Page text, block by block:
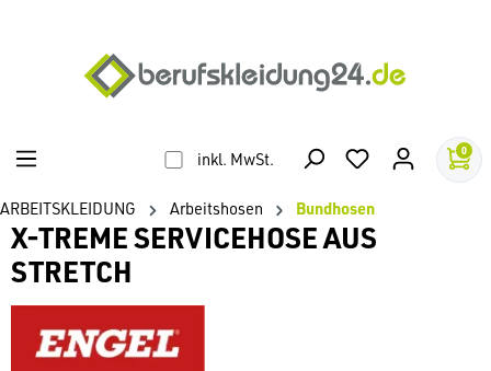
inkl. MwSt. 0
ARBEITSKLEIDUNG Arbeitshosen Bundhosen
X-TREME SERVICEHOSE AUS
STRETCH